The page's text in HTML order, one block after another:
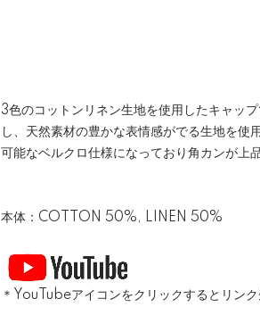
3色のコットンリネン生地を使用したキャッ
し、天然素材の豊かな表情感がでる生地を
可能なベルクロ仕様になっており角カンが上
本体：COTTON 50%, LINEN 50%
＊YouTubeアイコンをクリックするとリン